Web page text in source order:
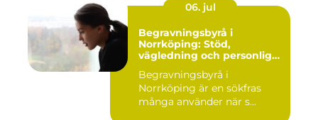
06. jul
Begravningsbyrå i
Norrköping: Stöd,
vägledning och personliga
Begravningsbyrå i
Norrköping är en sökfras
många använder när s...